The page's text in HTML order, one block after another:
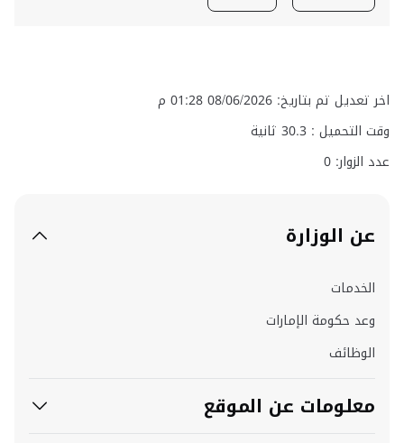
اخر تعديل تم بتاريخ: 08/06/2026 01:28 م
وقت التحميل : 30.3 ثانية
عدد الزوار: 0
عن الوزارة
الخدمات
وعد حكومة الإمارات
الوظائف
معلومات عن الموقع